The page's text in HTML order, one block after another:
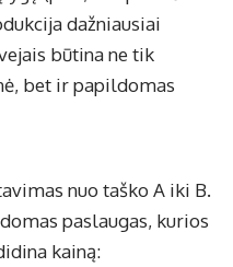
dažniausiai
būtina ne tik
bet ir papildomas
nuo taško A iki B.
paslaugas, kurios
kainą: